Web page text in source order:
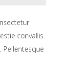
convallis
Pellentesque